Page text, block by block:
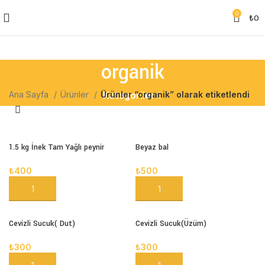
0 ₺0
organik
Kategoriler
Ana Sayfa Ürünler Ürünler “organik” olarak etiketlendi
1.5 kg İnek Tam Yağlı peynir
₺400
SEPETE EKLE
Beyaz bal
₺500
SEPETE EKLE
Cevizli Sucuk( Dut)
₺300
Cevizli Sucuk(Üzüm)
₺300